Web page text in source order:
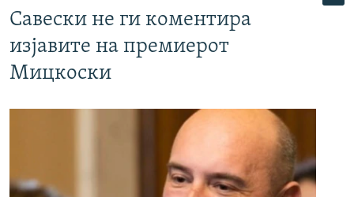
Савески не ги коментира
изјавите на премиерот
Мицкоски